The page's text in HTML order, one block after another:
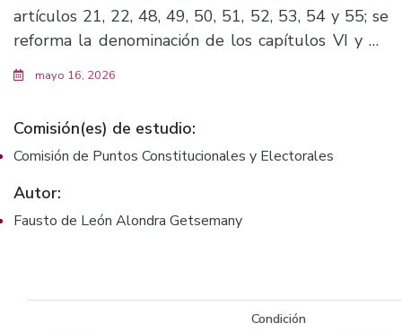
artículos 21, 22, 48, 49, 50, 51, 52, 53, 54 y 55; se
reforma la denominación de los capítulos VI y VII
del título primero del libro segundo; se adicionan
mayo 16, 2026
Comisión(es) de estudio:
Comisión de Puntos Constitucionales y Electorales
Autor:
Fausto de León Alondra Getsemany
Condición